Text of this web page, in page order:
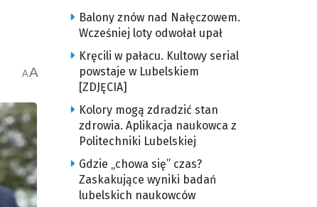
AA
Balony znów nad Nałęczowem.
Wcześniej loty odwołał upał
Kręcili w pałacu. Kultowy serial
powstaje w Lubelskiem
[ZDJĘCIA]
Kolory mogą zdradzić stan
zdrowia. Aplikacja naukowca z
Politechniki Lubelskiej
Gdzie „chowa się” czas?
Zaskakujące wyniki badań
lubelskich naukowców